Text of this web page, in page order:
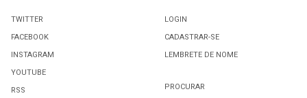
TWITTER
FACEBOOK
INSTAGRAM
YOUTUBE
RSS
LOGIN
CADASTRAR-SE
LEMBRETE DE NOME
PROCURAR